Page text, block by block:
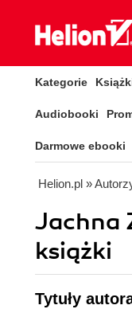
Kategorie
Audiobooki
Darmowe ebooki
Helion.pl »
Jachna
książki
Tytuły